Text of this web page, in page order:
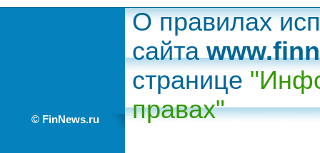
© FinNews.ru
О правилах
сайта
странице
правах"